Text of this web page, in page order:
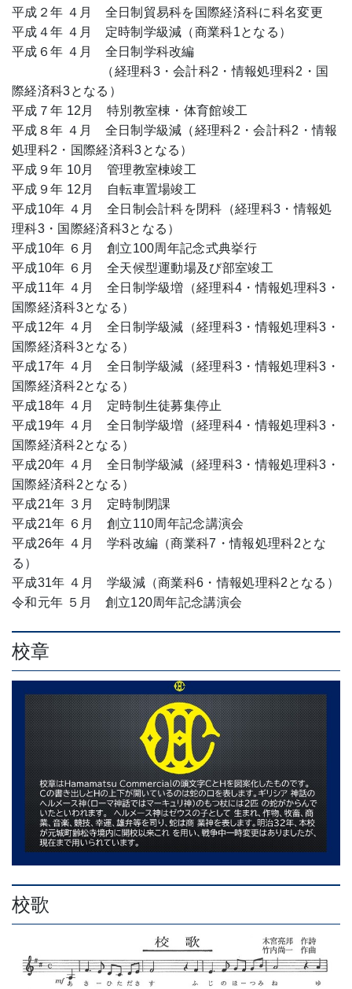
平成２年 ４月 全日制貿易科を国際経済科に科名変更
平成４年 ４月 定時制学級減（商業科1となる）
平成６年 ４月 全日制学科改編
（経理科3・会計科2・情報処理科2・国
際経済科3となる）
平成７年 12月 特別教室棟・体育館竣工
平成８年 ４月 全日制学級減（経理科2・会計科2・情報
処理科2・国際経済科3となる）
平成９年 10月 管理教室棟竣工
平成９年 12月 自転車置場竣工
平成10年 ４月 全日制会計科を閉科（経理科3・情報処
理科3・国際経済科3となる）
平成10年 ６月 創立100周年記念式典挙行
平成10年 ６月 全天候型運動場及び部室竣工
平成11年 ４月 全日制学級増（経理科4・情報処理科3・
国際経済科3となる）
平成12年 ４月 全日制学級減（経理科3・情報処理科3・
国際経済科3となる）
平成17年 ４月 全日制学級減（経理科3・情報処理科3・
国際経済科2となる）
平成18年 ４月 定時制生徒募集停止
平成19年 ４月 全日制学級増（経理科4・情報処理科3・
国際経済科2となる）
平成20年 ４月 全日制学級減（経理科3・情報処理科3・
国際経済科2となる）
平成21年 ３月 定時制閉課
平成21年 ６月 創立110周年記念講演会
平成26年 ４月 学科改編（商業科7・情報処理科2とな
る）
平成31年 ４月 学級減（商業科6・情報処理科2となる）
令和元年 ５月 創立120周年記念講演会
校章
校歌